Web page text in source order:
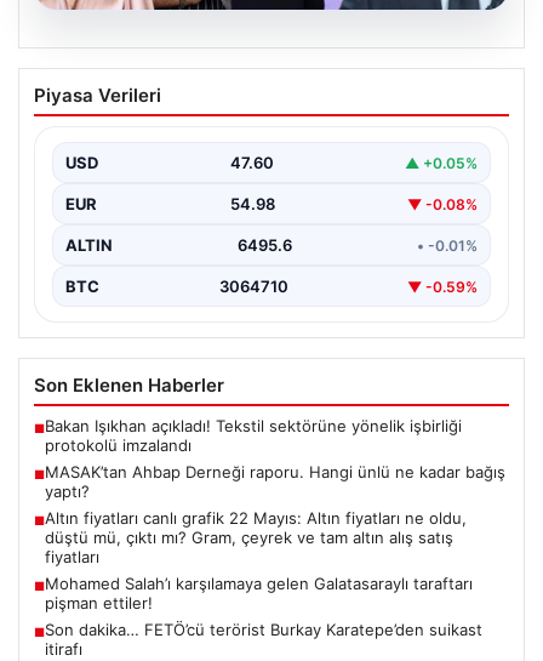
06.08.2026
MASAK’tan Ahbap Derneği raporu.
Hangi ünlü ne kadar bağış yaptı?
Bağışlar ve Ünlü İsimlerin Katkıları", "content": "İstanbul
Cumhuriyet…
Piyasa Verileri
USD 47.60 ▲ +0.05%
EUR 54.98 ▼ -0.08%
ALTIN 6495.6 • -0.01%
BTC 3064710 ▼ -0.59%
Son Eklenen Haberler
■Bakan Işıkhan açıkladı! Tekstil sektörüne yönelik işbirliği
protokolü imzalandı
■MASAK’tan Ahbap Derneği raporu. Hangi ünlü ne kadar bağış
yaptı?
■Altın fiyatları canlı grafik 22 Mayıs: Altın fiyatları ne oldu,
düştü mü, çıktı mı? Gram, çeyrek ve tam altın alış satış
fiyatları
■Mohamed Salah’ı karşılamaya gelen Galatasaraylı taraftarı
pişman ettiler!
■Son dakika… FETÖ’cü terörist Burkay Karatepe’den suikast
itirafı